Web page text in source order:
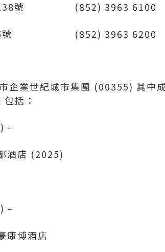
號 (852) 3963 6100
(852) 3963 6200
企業世紀城市集團 (00355) 其中
括：
–
酒店 (2025)
–
康博酒店